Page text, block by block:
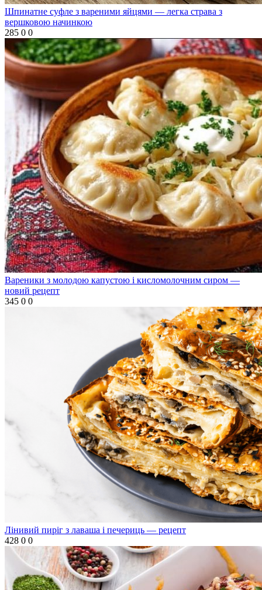
Шпинатне суфле з вареними яйцями — легка страва з
вершковою начинкою
285 0 0
Вареники з молодою капустою і кисломолочним сиром —
новий рецепт
345 0 0
Лінивий пиріг з лаваша і печериць — рецепт
428 0 0